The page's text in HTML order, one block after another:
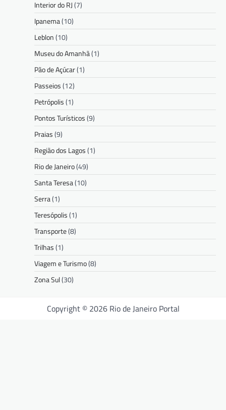
Interior do RJ(7)
Ipanema(10)
Leblon(10)
Museu do Amanhã(1)
Pão de Açúcar(1)
Passeios(12)
Petrópolis(1)
Pontos Turísticos(9)
Praias(9)
Região dos Lagos(1)
Rio de Janeiro(49)
Santa Teresa(10)
Serra(1)
Teresópolis(1)
Transporte(8)
Trilhas(1)
Viagem e Turismo(8)
Zona Sul(30)
Copyright © 2026 Rio de Janeiro Portal